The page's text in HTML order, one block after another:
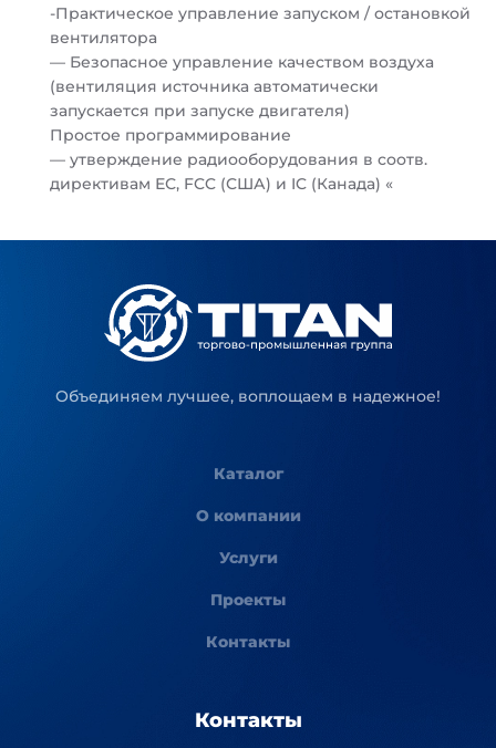
-Практическое управление запуском / остановкой
вентилятора
— Безопасное управление качеством воздуха
(вентиляция источника автоматически
запускается при запуске двигателя)
Простое программирование
— утверждение радиооборудования в соотв.
директивам ЕС, FCC (США) и IC (Канада) «
Объединяем лучшее, воплощаем в надежное!
Каталог
О компании
Услуги
Проекты
Контакты
Контакты